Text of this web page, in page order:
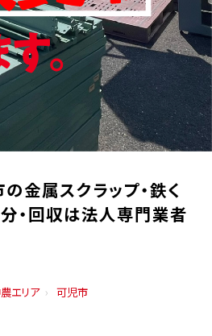
金属スクラップ・鉄く
・回収は法人専門業者
エリア 可児市